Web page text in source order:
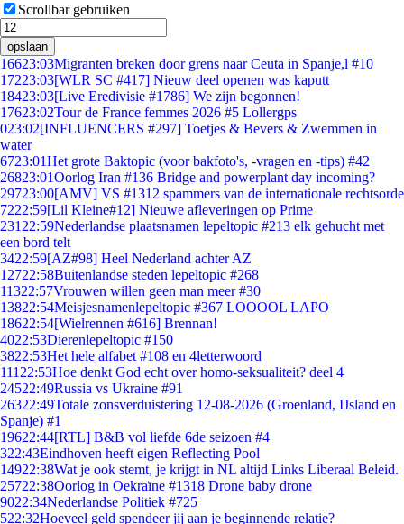
Scrollbar gebruiken
opslaan
16623:03Migranten breken door grens naar Ceuta in Spanje,l #10
17223:03[WLR SC #417] Nieuw deel openen was kaputt
18423:03[Live Eredivisie #1786] We zijn begonnen!
17623:02Tour de France femmes 2026 #5 Lollergps
023:02[INFLUENCERS #297] Toetjes & Bevers & Zwemmen in
water
6723:01Het grote Baktopic (voor bakfoto's, -vragen en -tips) #42
26823:01Oorlog Iran #136 Bridge and powerplant day incoming?
29723:00[AMV] VS #1312 spammers van de internationale rechtsorde
7222:59[Lil Kleine#12] Nieuwe afleveringen op Prime
231 22:59Nederlandse plaatsnamen lepeltopic #213 elk gehucht met
een bord telt
3422:59[AZ#98] Heel Nederland achter AZ
12722:58Buitenlandse steden lepeltopic #268
11322:57Vrouwen willen geen man meer #30
13822:54Meisjesnamenlepeltopic #367 LOOOOL LAPO
18622:54[Wielrennen #616] Brennan!
4022:53Dierenlepeltopic #150
3822:53Het hele alfabet #108 en 4letterwoord
111 22:53Hoe denkt God echt over homo-seksualiteit? deel 4
24522:49Russia vs Ukraine #91
26322:49Totale zonsverduistering 12-08-2026 (Groenland, IJsland en
Spanje) #1
19622:44[RTL] B&B vol liefde 6de seizoen #4
322:43Eindhoven heeft eigen Reflecting Pool
14922:38Wat je ook stemt, je krijgt in NL altijd Links Liberaal Beleid.
25722:38Oorlog in Oekraïne #1318 Drone baby drone
9022:34Nederlandse Politiek #725
522:32Hoeveel geld spendeer jij aan je beginnende relatie?